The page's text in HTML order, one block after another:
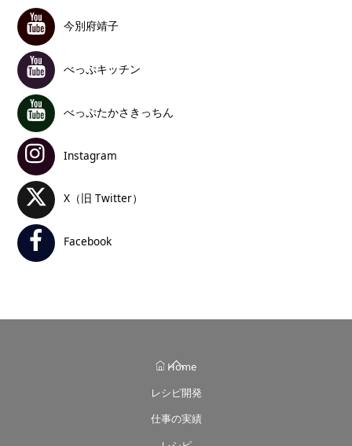
今別府靖子
べっぷキッチン
べっぷたかさきっちん
Instagram
X（旧 Twitter）
Facebook
Back
Top
Home
レシピ開発
仕事の実績